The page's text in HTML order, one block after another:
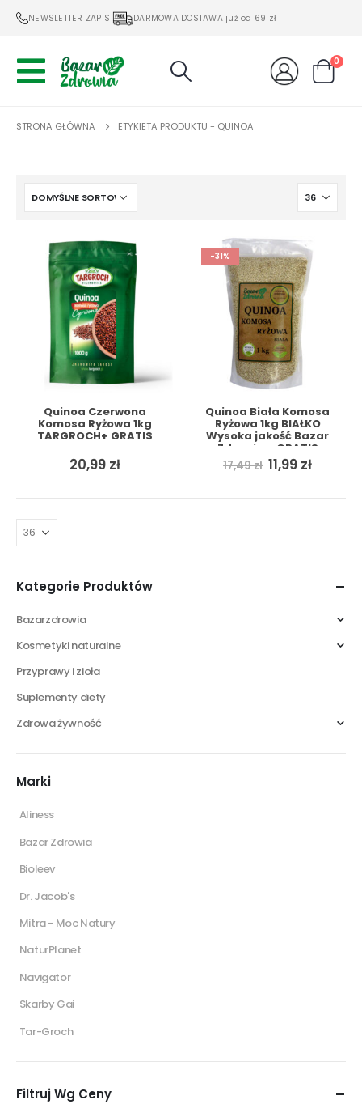
NEWSLETTER ZAPIS DARMOWA DOSTAWA już od 69 zł
0
STRONA GŁÓWNA ETYKIETA PRODUKTU - QUINOA
Quinoa Czerwona
Komosa Ryżowa 1kg
TARGROCH+ GRATIS
20,99 zł
-31%
Quinoa Biała Komosa
Ryżowa 1kg BIAŁKO
Wysoka jakość Bazar
Zdrowia + GRATIS
17,49zł Pierwotna
cena
17,49 zł.
11,99 zł
11,99 zł.
Kategorie Produktów
Bazarzdrowia
Kosmetyki naturalne
Przyprawy i zioła
Suplementy diety
Zdrowa żywność
Marki
Aliness
Bazar Zdrowia
Bioleev
Dr. Jacob's
Mitra - Moc Natury
NaturPlanet
Navigator
Skarby Gai
Tar-Groch
Filtruj Wg Ceny